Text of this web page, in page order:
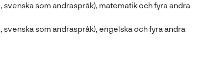
svenska som andraspråk), matematik och fyra andra
svenska som andraspråk), engelska och fyra andra